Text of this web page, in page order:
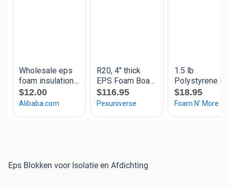
Eps Blokken voor Isolatie en Afdichting